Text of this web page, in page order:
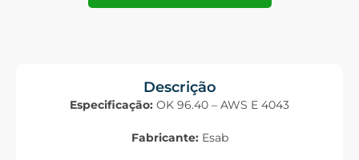
Descrição
Especificação: OK 96.40 – AWS E 4043
Fabricante:Esab